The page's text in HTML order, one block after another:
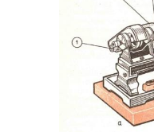
Копир для токарного
станка